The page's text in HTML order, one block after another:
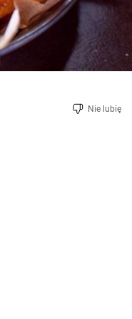
Nie lubię